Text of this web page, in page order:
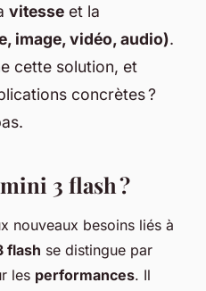
vitesse et la
image, vidéo, audio).
cette solution, et
concrètes ?
3 flash ?
nouveaux besoins liés à
flash se distingue par
les performances. Il